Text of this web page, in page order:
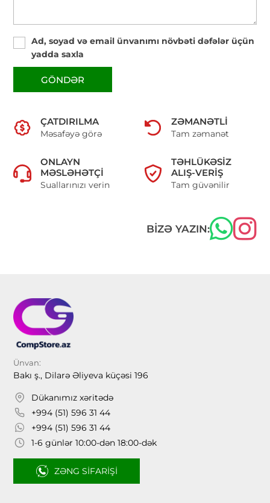
Ad, soyad və email ünvanımı növbəti dəfələr üçün
yadda saxla
GÖNDƏR
ÇATDIRILMA
Məsafəyə görə
ZƏMANƏTLI
Tam zəmanət
ONLAYN
MƏSLƏHƏTÇI
Suallarınızı verin
TƏHLÜKƏSIZ
ALIŞ-VERIŞ
Tam güvənilir
BIZƏ YAZIN:
Ünvan:
Bakı ş., Dilarə Əliyeva küçəsi 196
Dükanımız xəritədə
+994 (51) 596 31 44
+994 (51) 596 31 44
1-6 günlər 10:00-dən 18:00-dək
ZƏNG SIFARIŞI